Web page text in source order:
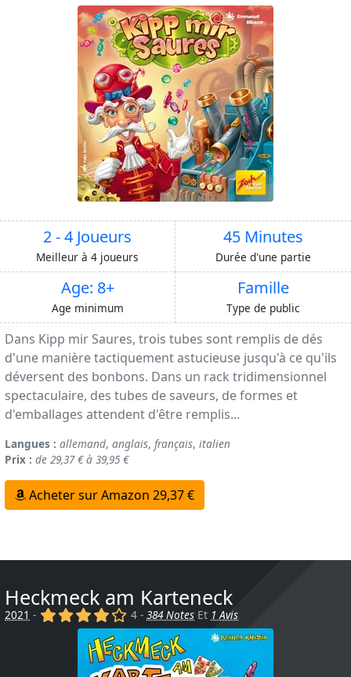
2 - 4 Joueurs
Meilleur à 4 joueurs
45 Minutes
Durée d'une partie
Age: 8+
Age minimum
Famille
Type de public
Dans Kipp mir Saures, trois tubes sont remplis de dés
d'une manière tactiquement astucieuse jusqu'à ce qu'ils
déversent des bonbons. Dans un rack tridimensionnel
spectaculaire, des tubes de saveurs, de formes et
d'emballages attendent d'être remplis...
Langues : allemand, anglais, français, italien
Prix : de 29,37 € à 39,95 €
Acheter sur Amazon 29,37 €
Heckmeck am Karteneck
2021 - (x) (x) (x) (x) ()4 -384 Notes Et 1 Avis